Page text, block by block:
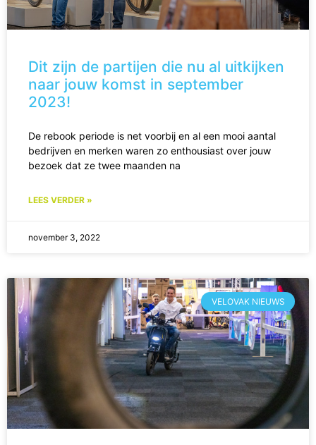
Dit zijn de partijen die nu al uitkijken
naar jouw komst in september
2023!
De rebook periode is net voorbij en al een mooi aantal
bedrijven en merken waren zo enthousiast over jouw
bezoek dat ze twee maanden na
LEES VERDER »
november 3, 2022
VELOVAK NIEUWS